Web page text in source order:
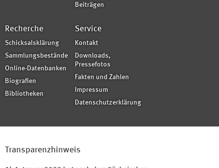
Beiträgen
Recherche
Schicksalsklärung
Sammlungsbestände
Online-Datenbanken
Biografien
Bibliotheken
Service
Kontakt
Downloads,
Pressefotos
Fakten und Zahlen
Impressum
Datenschutzerklärung
Transparenzhinweis